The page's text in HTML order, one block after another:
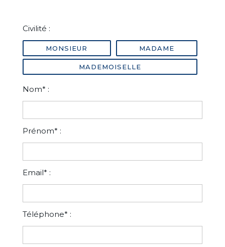
Civilité :
MONSIEUR MADAME
MADEMOISELLE
Nom* :
Prénom* :
Email* :
Téléphone* :